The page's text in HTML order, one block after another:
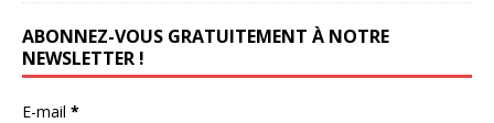
ABONNEZ-VOUS GRATUITEMENT À NOTRE
NEWSLETTER !
E-mail *